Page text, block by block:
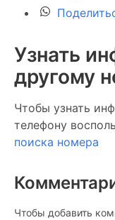
Узнать
другому
Чтобы узнать
телефону
поиска номера
Чтобы добавить